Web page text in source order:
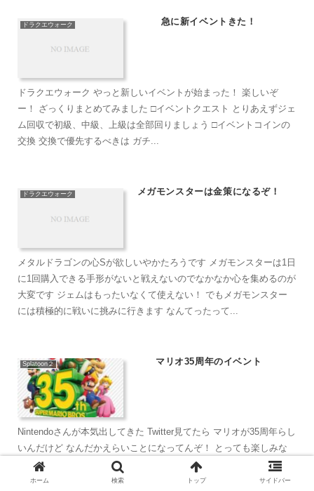
ドラクエウォーク 急に新イベントきた！
ドラクエウォーク やっと新しいイベントが始まった！ 楽しいぞ
ー！ ざっくりまとめてみました □イベントクエスト とりあえずジェ
ム回収で初級、中級、上級は全部回りましょう □イベントコインの
交換 交換で優先するべきは ガチ...
ドラクエウォーク メガモンスターは金策になるぞ！
メタルドラゴンの心Sが欲しいやかたろうです メガモンスターは1日
に1回購入できる手形がないと戦えないのでなかなか心を集めるのが
大変です ジェムはもったいなくて使えない！ でもメガモンスター
には積極的に戦いに挑みに行きます なんてったって...
Splatoon２ マリオ35周年のイベント
Nintendoさんが本気出してきた Twitter見てたら マリオが35周年らし
いんだけど なんだかえらいことになってんぞ！ とっても楽しみな
ことがこれから起こりそうだ！ SUPER MARIO 3D COLLECTION
SUPE...
ホーム 検索 トップ サイドバー